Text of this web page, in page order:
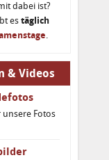
dabei ist?
estäglich
.
& Videos
unsere Fotos